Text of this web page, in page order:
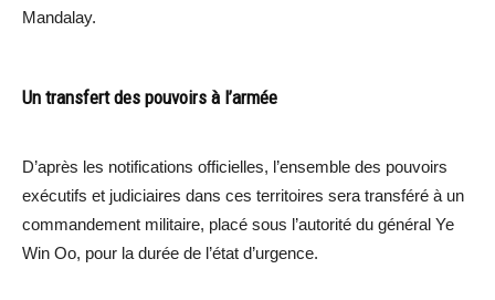
Mandalay.
Un transfert des pouvoirs à l’armée
D’après les notifications officielles, l’ensemble des pouvoirs
exécutifs et judiciaires dans ces territoires sera transféré à un
commandement militaire, placé sous l’autorité du général Ye
Win Oo, pour la durée de l’état d’urgence.